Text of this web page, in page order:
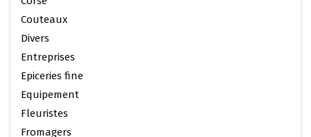
Couteaux
Divers
Entreprises
Epiceries fine
Equipement
Fleuristes
Fromagers